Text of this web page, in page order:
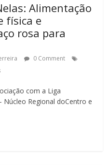
Alimentação
física e
rosa para
0 Comment
com a Liga
Núcleo Regional doCentro e